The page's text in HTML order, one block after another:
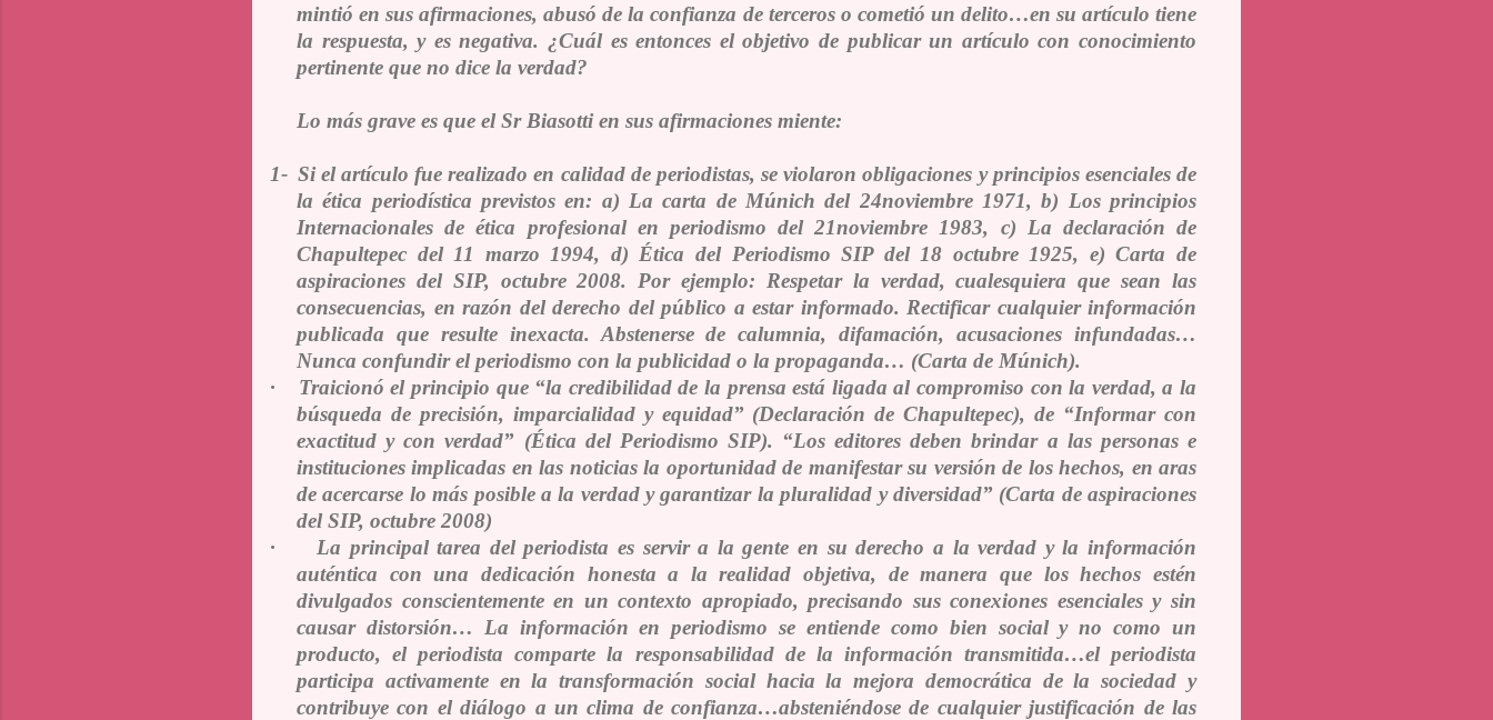
mintió en sus afirmaciones, abusó de la confianza de terceros o cometió un delito…en su artículo tiene
la respuesta, y es negativa. ¿Cuál es entonces el objetivo de publicar un artículo con conocimiento
pertinente que no dice la verdad?
Lo más grave es que el Sr Biasotti en sus afirmaciones miente:
1- Si el artículo fue realizado en calidad de periodistas,se violaron obligaciones y principios esenciales de
la ética periodística previstos en: a) La carta de Múnich del 24noviembre 1971, b) Los principios
Internacionales de ética profesional en periodismo del 21noviembre 1983, c) La declaración de
Chapultepec del 11 marzo 1994, d) Ética del Periodismo SIP del 18 octubre 1925, e) Carta de
aspiraciones del SIP, octubre 2008. Por ejemplo: Respetar la verdad, cualesquiera que sean las
consecuencias, en razón del derecho del público a estar informado. Rectificar cualquier información
publicada que resulte inexacta. Abstenerse de calumnia, difamación, acusaciones infundadas…
Nunca confundir el periodismo con la publicidad o la propaganda… (Carta de Múnich).
·
Traicionó el principio que “la credibilidad de la prensa está ligada al compromiso con la verdad, a la
búsqueda de precisión, imparcialidad y equidad” (Declaración de Chapultepec), de “Informar con
exactitud y con verdad” (Ética del Periodismo SIP). “Los editores deben brindar a las personas e
instituciones implicadas en las noticias la oportunidad de manifestar su versión de los hechos, en aras
de acercarse lo más posible a la verdad y garantizar la pluralidad y diversidad” (Carta de aspiraciones
del SIP, octubre 2008)
·
La principal tarea del periodista es servir a la gente en su derecho a la verdad y la información
auténtica con una dedicación honesta a la realidad objetiva, de manera que los hechos estén
divulgados conscientemente en un contexto apropiado, precisando sus conexiones esenciales y sin
causar distorsión… La información en periodismo se entiende como bien social y no como un
producto, el periodista comparte la responsabilidad de la información transmitida…el periodista
participa activamente en la transformación social hacia la mejora democrática de la sociedad y
contribuye con el diálogo a un clima de confianza…absteniéndose de cualquier justificación de las